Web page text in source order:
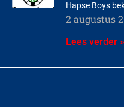
Hapse Boys
2 augustus
Lees verder »